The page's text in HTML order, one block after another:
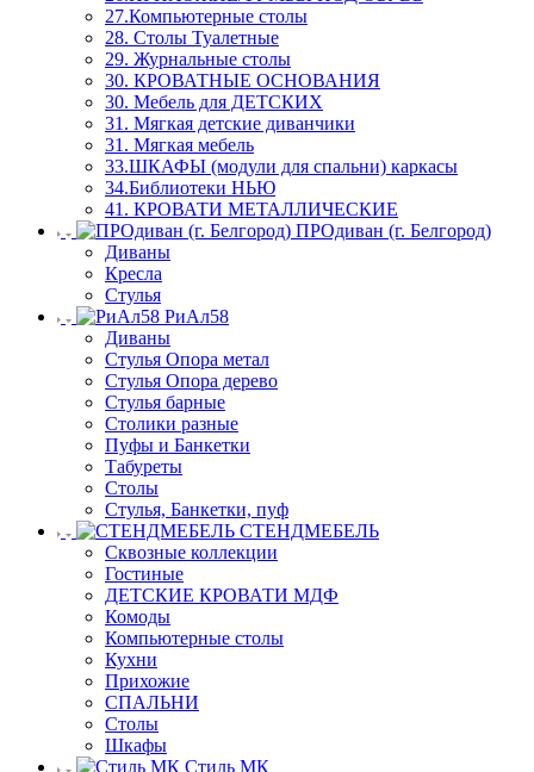
27.Компьютерные столы
28. Столы Туалетные
29. Журнальные столы
30. КРОВАТНЫЕ ОСНОВАНИЯ
30. Мебель для ДЕТСКИХ
31. Мягкая детские диванчики
31. Мягкая мебель
33.ШКАФЫ (модули для спальни) каркасы
34.Библиотеки НЬЮ
41. КРОВАТИ МЕТАЛЛИЧЕСКИЕ
ПРОдиван (г. Белгород)
Диваны
Кресла
Стулья
РиАл58
Диваны
Стулья Опора метал
Стулья Опора дерево
Стулья барные
Столики разные
Пуфы и Банкетки
Табуреты
Столы
Стулья, Банкетки, пуф
СТЕНДМЕБЕЛЬ
Сквозные коллекции
Гостиные
ДЕТСКИЕ КРОВАТИ МДФ
Комоды
Компьютерные столы
Кухни
Прихожие
СПАЛЬНИ
Столы
Шкафы
Стиль МК